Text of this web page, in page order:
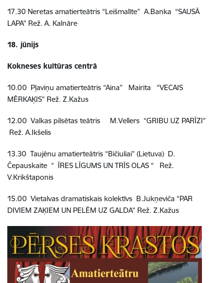
17.30 Neretas amatierteātris “Leišmalīte” A.Banka “SAUSĀ
LAPA” Rež. A. Kalnāre
18. jūnijs
Kokneses kultūras centrā
10.00 Pļaviņu amatierteātris “Aina” Mairita “VECAIS
MĒRKAĶIS” Rež. Z.Kažus
12.00 Valkas pilsētas teātris M.Vellers “GRIBU UZ PARĪZI”
Rež. A.Ikšelis
13.30 Taujēnu amatierteātris “Bičiuliai” (Lietuva) D.
Čepauskaite “ ĪRES LĪGUMS UN TRĪS OLAS “ Rež.
V.Krikštaponis
15.00 Vietalvas dramatiskais kolektīvs B.Jukņeviča “PAR
DIVIEM ZAĶIEM UN PELĒM UZ GALDA” Rež. Z.Kažus